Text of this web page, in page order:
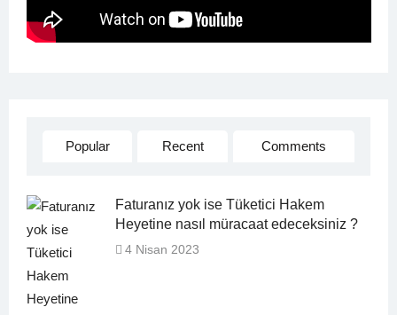
Popular Recent Comments
Faturanız yok ise Tüketici Hakem
Heyetine nasıl müracaat edeceksiniz ?
4 Nisan 2023